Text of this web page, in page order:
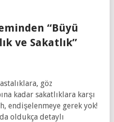
“Büyü
ve Sakatlık”
göz
kadar sakatlıklara karşı
endişelenmeye gerek yok!
oldukça detaylı